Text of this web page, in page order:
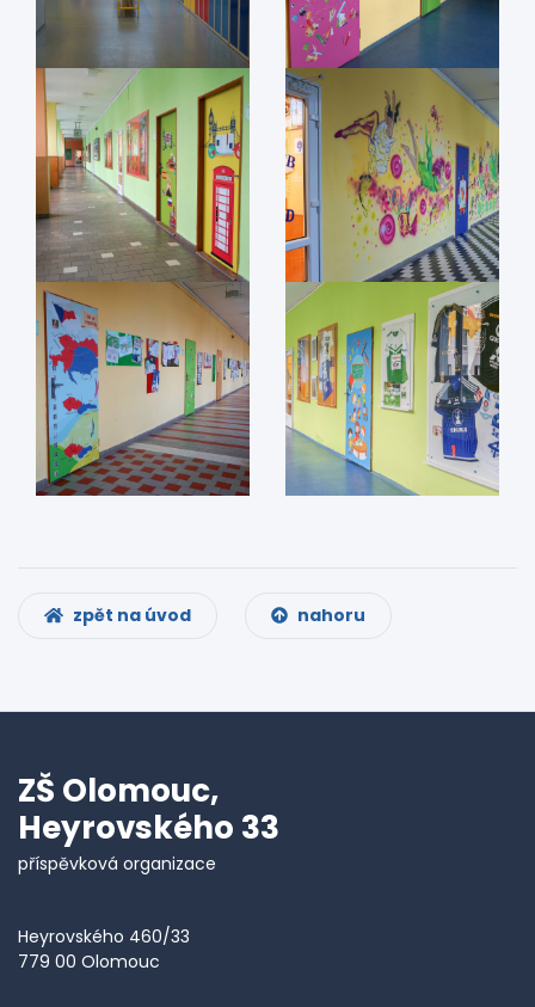
zpět na úvod nahoru
ZŠ Olomouc,
Heyrovského 33
příspěvková organizace
Heyrovského 460/33
779 00 Olomouc